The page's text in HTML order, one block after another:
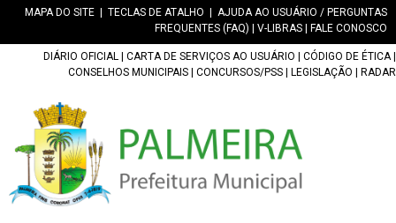
MAPA DO SITE TECLAS DE ATALHO
AJUDA AO USUÁRIO / PERGUNTAS
FREQUENTES (FAQ)
V-LIBRAS FALE CONOSCO
DIÁRIO OFICIAL CARTA DE SERVIÇOS AO USUÁRIO CÓDIGO DE ÉTICA|
CONSELHOS MUNICIPAIS
CONCURSOS/PSS LEGISLAÇÃO RADAR